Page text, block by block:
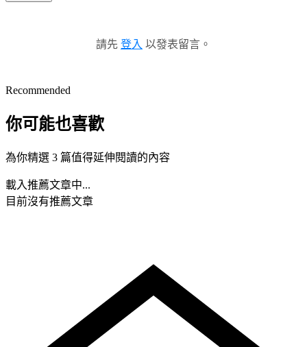
請先 登入 以發表留言。
Recommended
你可能也喜歡
為你精選 3 篇值得延伸閱讀的內容
載入推薦文章中...
目前沒有推薦文章